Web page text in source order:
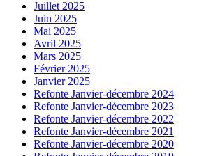
Juillet 2025
Juin 2025
Mai 2025
Avril 2025
Mars 2025
Février 2025
Janvier 2025
Refonte Janvier-décembre 2024
Refonte Janvier-décembre 2023
Refonte Janvier-décembre 2022
Refonte Janvier-décembre 2021
Refonte Janvier-décembre 2020